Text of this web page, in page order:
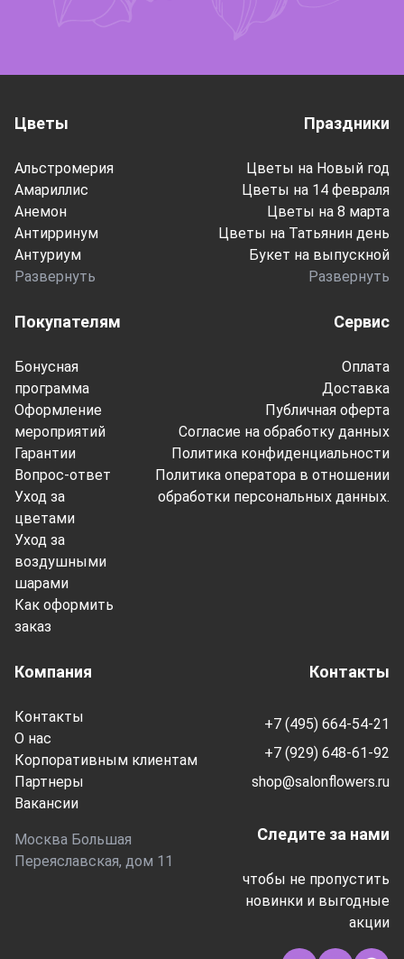
Компания
Контакты
О нас
Корпоративным клиентам
Партнеры
Вакансии
Москва Большая
Переяславская, дом 11
Покупателям
Бонусная
программа
Оформление
мероприятий
Гарантии
Вопрос-ответ
Уход за
цветами
Уход за
воздушными
шарами
Как оформить
заказ
Сервис
Оплата
Доставка
Публичная оферта
Согласие на обработку данных
Политика конфиденциальности
Политика оператора в отношении
обработки персональных данных.
Цветы
Альстромерия
Амариллис
Анемон
Антирринум
Антуриум
Развернуть
Праздники
Цветы на Новый год
Цветы на 14 февраля
Цветы на 8 марта
Цветы на Татьянин день
Букет на выпускной
Развернуть
Контакты
+7 (495) 664-54-21
+7 (929) 648-61-92
shop@salonflowers.ru
Следите за нами
чтобы не пропустить
новинки и выгодные
акции